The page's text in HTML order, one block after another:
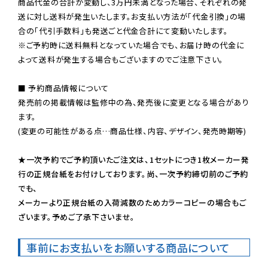
送に対し送料が発生いたします。お支払い方法が「代金引換」の場
※ご予約時に送料無料となっていた場合でも、お届け時の代金に
よって送料が発生する場合もございますのでご注意下さい。
■ 予約商品情報について
発売前の掲載情報は監修中の為、発売後に変更となる場合があり
ます。
(変更の可能性がある点…商品仕様、内容、デザイン、発売時期等)
★一次予約でご予約頂いたご注文は、1セットにつき1枚メーカー発
行の正規台紙をお付けしております。尚、一次予約締切前のご予約
でも、
メーカーより正規台紙の入荷減数のためカラーコピーの場合もご
ざいます。予めご了承下さいませ。
事前にお支払いをお願いする商品について